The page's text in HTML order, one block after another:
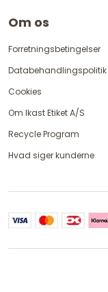
Om os
Forretningsbetingelser
Databehandlingspolitik
Cookies
Om Ikast Etiket A/S
Recycle Program
Hvad siger kunderne